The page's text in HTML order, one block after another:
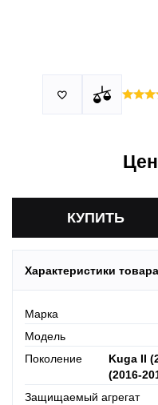
Принимаем все виды
По России: оплата
У нас 2 установочных
скидка

Характеристики
Марка
Модель
Поколение
Kuga II
(2016-
Защищаемый агрегат